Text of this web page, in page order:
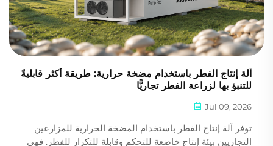
آلة إنتاج الفطر باستخدام مضخة حرارية: طريقة أكثر قابليةً
للتنبؤ بها لزراعة الفطر تجاريًّا
Jul 09, 2026
توفر آلة إنتاج الفطر باستخدام المضخة الحرارية للمزارعين
التجاريين بيئة إنتاج خاضعة للتحكم وقابلة للتكرار للفطر. فهي